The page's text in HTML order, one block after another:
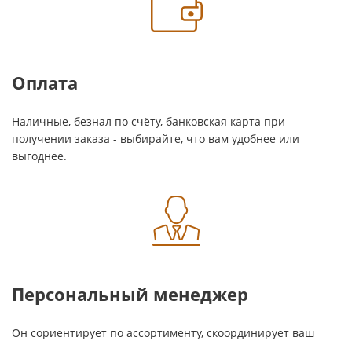
Оплата
Наличные, безнал по счёту, банковская карта при
получении заказа - выбирайте, что вам удобнее или
выгоднее.
Персональный менеджер
Он сориентирует по ассортименту, скоординирует ваш